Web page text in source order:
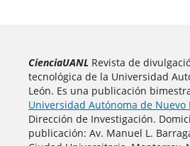
CienciaUANLRevista de
tecnológica de la Universidad
León. Es una publicación
Universidad Autónoma de Nuevo
Dirección de Investigación.
publicación: Av. Manuel L.